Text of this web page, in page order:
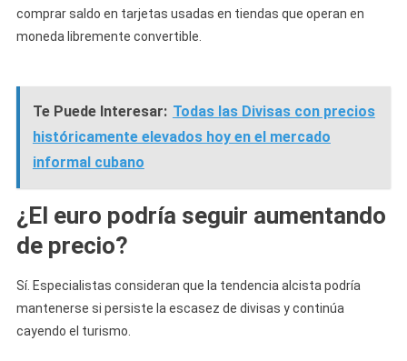
comprar saldo en tarjetas usadas en tiendas que operan en
moneda libremente convertible.
Te Puede Interesar: Todas las Divisas con precios
históricamente elevados hoy en el mercado
informal cubano
¿El euro podría seguir aumentando
de precio?
Sí. Especialistas consideran que la tendencia alcista podría
mantenerse si persiste la escasez de divisas y continúa
cayendo el turismo.